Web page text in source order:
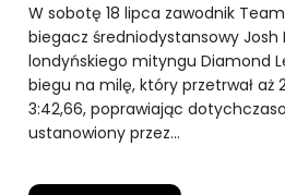
W sobotę 18 lipca zawodnik
biegacz średniodystansowy Josh
londyńskiego mityngu Diamond
biegu na milę, który przetrwał aż
3:42,66, poprawiając
ustanowiony przez…